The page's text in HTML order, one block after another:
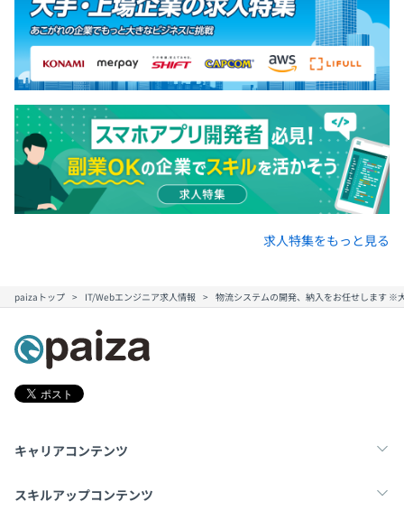
求人特集をもっと見る
paizaトップ IT/Webエンジニア求人情報 物流システムの開発、納入をお任せします ※
キャリアコンテンツ
転職・キャリア
スキルアップコンテンツ